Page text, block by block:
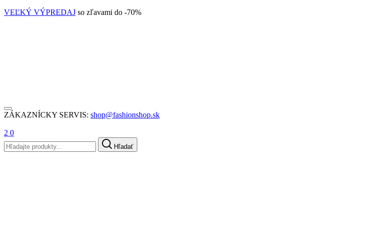
VEĽKÝ VÝPREDAJ so zľavami do -70%
ZÁKAZNÍCKY SERVIS: shop@fashionshop.sk
2 0
Hľadať